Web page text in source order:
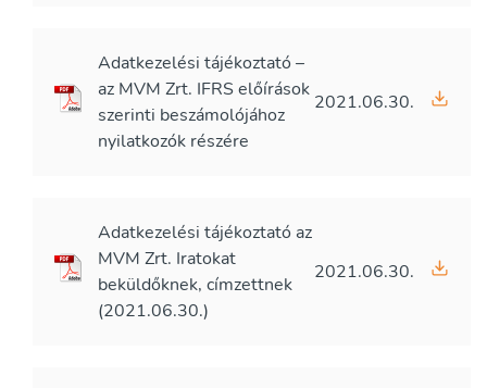
Adatkezelési tájékoztató –
az MVM Zrt. IFRS előírások
szerinti beszámolójához
nyilatkozók részére
2021.06.30.
Adatkezelési tájékoztató az
MVM Zrt. Iratokat
beküldőknek, címzettnek
(2021.06.30.)
2021.06.30.